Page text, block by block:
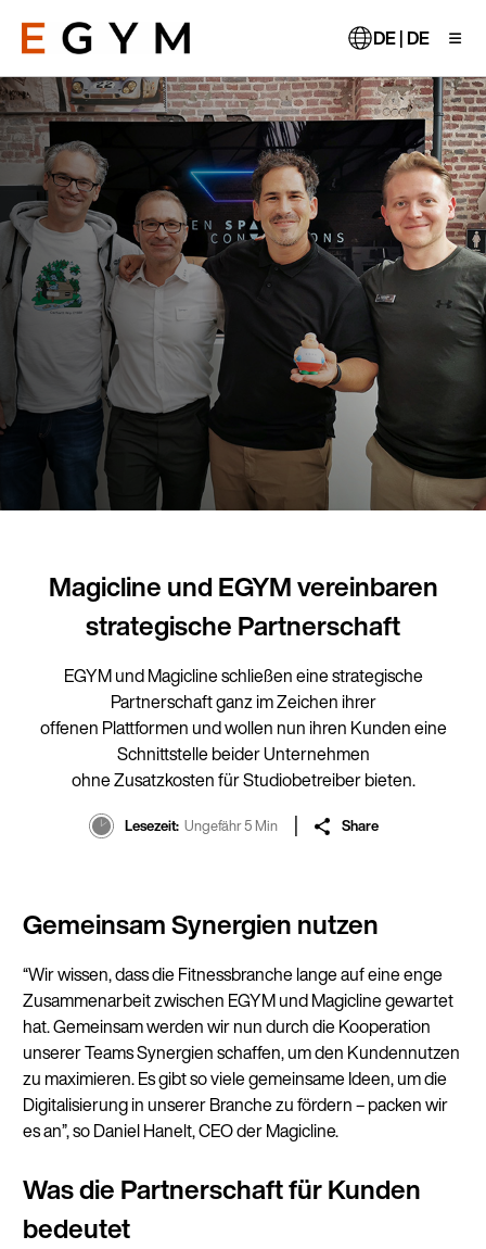
zum
Inhalt DE | DE
Magicline und EGYM vereinbaren
strategische Partnerschaft
EGYM und Magicline schließen eine strategische
Partnerschaft ganz im Zeichen ihrer
offenen Plattformen und wollen nun ihren Kunden eine
Schnittstelle beider Unternehmen
ohne Zusatzkosten für Studiobetreiber bieten.
Lesezeit Ungefähr 5 Min Share
Gemeinsam Synergien nutzen
“Wir wissen, dass die Fitnessbranche lange auf eine enge
Zusammenarbeit zwischen EGYM und Magicline gewartet
hat. Gemeinsam werden wir nun durch die Kooperation
unserer Teams Synergien schaffen, um den Kundennutzen
zu maximieren. Es gibt so viele gemeinsame Ideen, um die
Digitalisierung in unserer Branche zu fördern – packen wir
es an”, so Daniel Hanelt, CEO der Magicline.
Was die Partnerschaft für Kunden
bedeutet